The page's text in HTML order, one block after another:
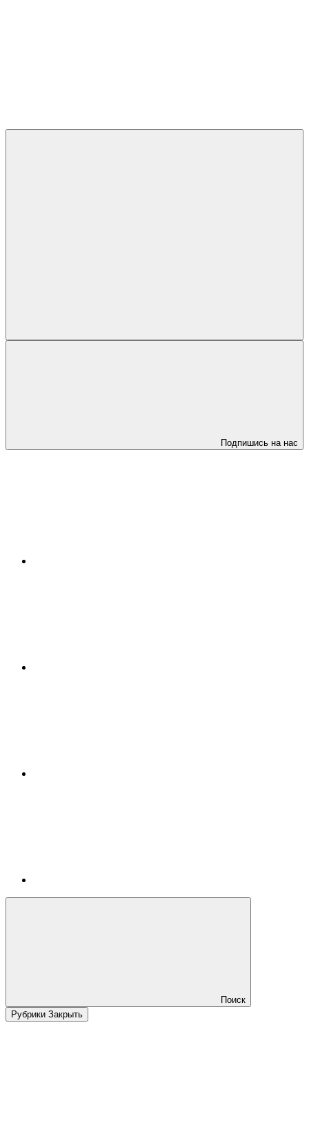
Подпишись на нас
Поиск
Рубрики Закрыть